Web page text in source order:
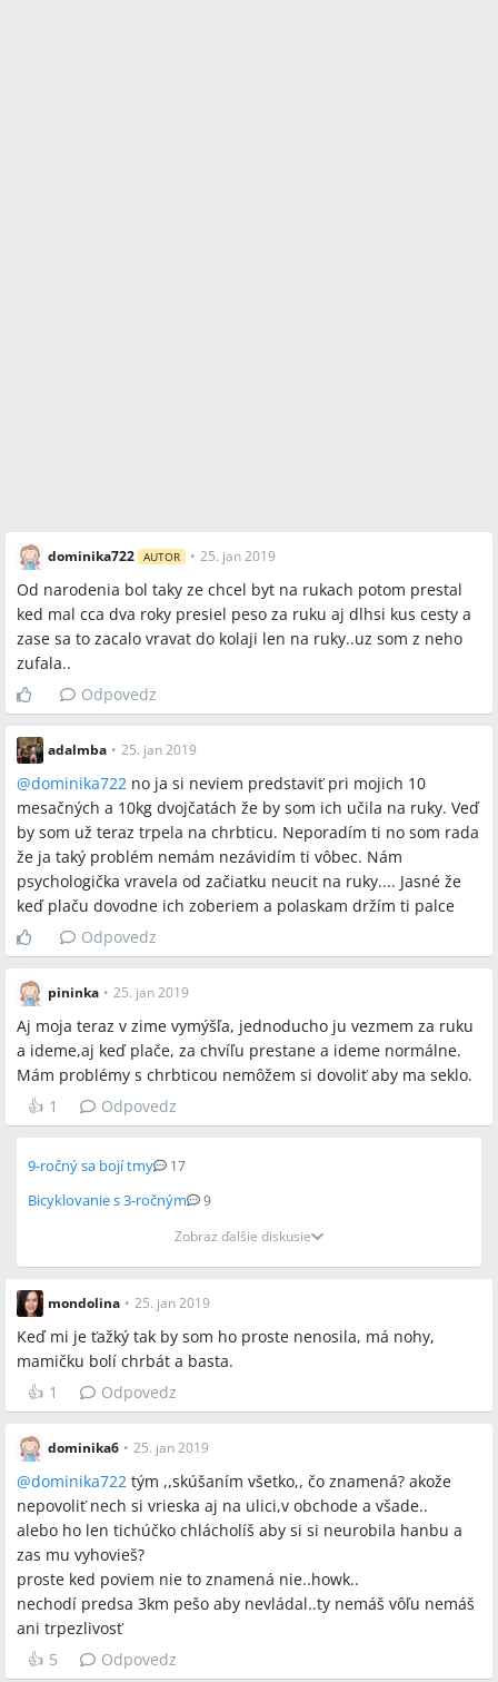
dominika722 AUTOR • 25. jan 2019
Od narodenia bol taky ze chcel byt na rukach potom prestal
ked mal cca dva roky presiel peso za ruku aj dlhsi kus cesty a
zase sa to zacalo vravat do kolaji len na ruky..uz som z neho
zufala..
Odpovedz
adalmba • 25. jan 2019
@dominika722 no ja si neviem predstaviť pri mojich 10
mesačných a 10kg dvojčatách že by som ich učila na ruky. Veď
by som už teraz trpela na chrbticu. Neporadím ti no som rada
že ja taký problém nemám nezávidím ti vôbec. Nám
psychologička vravela od začiatku neucit na ruky.... Jasné že
keď plaču dovodne ich zoberiem a polaskam držím ti palce
Odpovedz
pininka • 25. jan 2019
Aj moja teraz v zime vymýšľa, jednoducho ju vezmem za ruku
a ideme,aj keď plače, za chvíľu prestane a ideme normálne.
Mám problémy s chrbticou nemôžem si dovoliť aby ma seklo.
👍 1 Odpovedz
9-ročný sa bojí tmy 17
Bicyklovanie s 3-ročným
9
Zobraz ďalšie diskusie
mondolina • 25. jan 2019
Keď mi je ťažký tak by som ho proste nenosila, má nohy,
mamičku bolí chrbát a basta.
👍 1 Odpovedz
dominika6 • 25. jan 2019
@dominika722 tým ,,skúšaním všetko,, čo znamená? akože
nepovoliť nech si vrieska aj na ulici,v obchode a všade..
alebo ho len tichúčko chlácholíš aby si si neurobila hanbu a
zas mu vyhovieš?
proste ked poviem nie to znamená nie..howk..
nechodí predsa 3km pešo aby nevládal..ty nemáš vôľu nemáš
ani trpezlivosť
👍 5 Odpovedz